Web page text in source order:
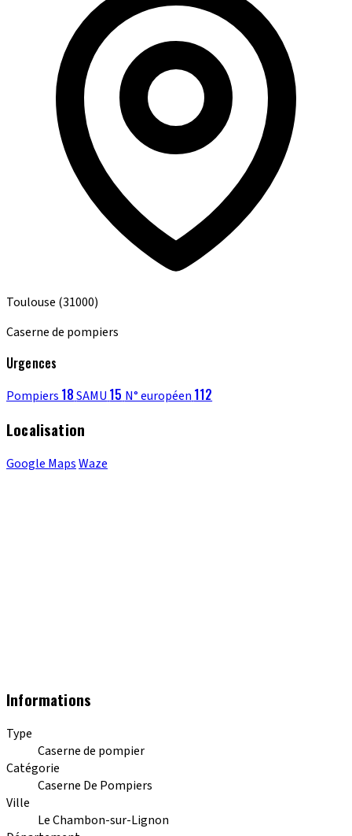
Toulouse (31000)
Caserne de pompiers
Urgences
Pompiers 18SAMU 15 N° européen 112
Localisation
Google MapsWaze
Informations
Type
Caserne de pompier
Catégorie
Caserne De Pompiers
Ville
Le Chambon-sur-Lignon